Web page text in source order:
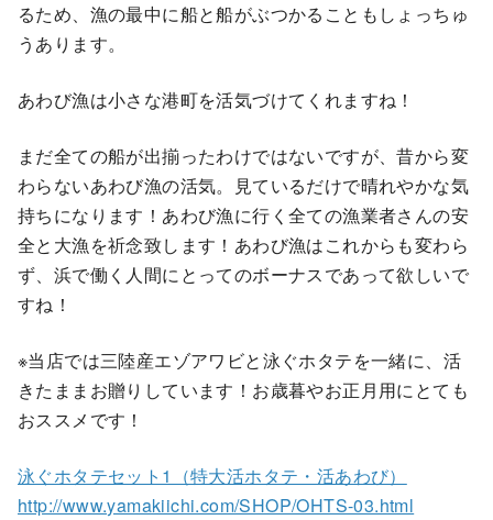
るため、漁の最中に船と船がぶつかることもしょっちゅ
うあります。
あわび漁は小さな港町を活気づけてくれますね！
まだ全ての船が出揃ったわけではないですが、昔から変
わらないあわび漁の活気。見ているだけで晴れやかな気
持ちになります！あわび漁に行く全ての漁業者さんの安
全と大漁を祈念致します！あわび漁はこれからも変わら
ず、浜で働く人間にとってのボーナスであって欲しいで
すね！
※当店では三陸産エゾアワビと泳ぐホタテを一緒に、活
きたままお贈りしています！お歳暮やお正月用にとても
おススメです！
泳ぐホタテセット1（特大活ホタテ・活あわび）
http://www.yamakiichi.com/SHOP/OHTS-03.html